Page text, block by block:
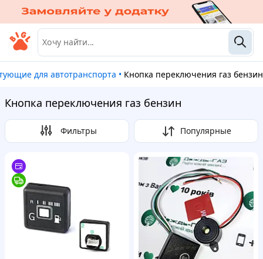
для автотранспорта • Кнопка переключения газ бензин
Кнопка переключения газ бензин
Фильтры Популярные